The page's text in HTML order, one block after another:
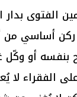
الفتوى بدار
أساسي من
أو وكّل
الفقراء لا